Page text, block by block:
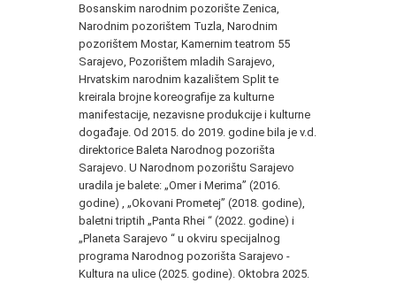
Bosanskim narodnim pozorište Zenica,
Narodnim pozorištem Tuzla, Narodnim
pozorištem Mostar, Kamernim teatrom 55
Sarajevo, Pozorištem mladih Sarajevo,
Hrvatskim narodnim kazalištem Split te
kreirala brojne koreografije za kulturne
manifestacije, nezavisne produkcije i kulturne
događaje. Od 2015. do 2019. godine bila je v.d.
direktorice Baleta Narodnog pozorišta
Sarajevo. U Narodnom pozorištu Sarajevo
uradila je balete: „Omer i Merima” (2016.
godine) , „Okovani Prometej” (2018. godine),
baletni triptih „Panta Rhei “ (2022. godine) i
„Planeta Sarajevo “ u okviru specijalnog
programa Narodnog pozorišta Sarajevo -
Kultura na ulice (2025. godine). Oktobra 2025.